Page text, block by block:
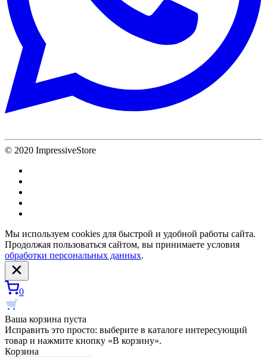
© 2020 ImpressiveStore
Мы используем cookies для быстрой и удобной работы сайта.
Продолжая пользоваться сайтом, вы принимаете условия
обработки персональных данных.
0
Ваша корзина пуста
Исправить это просто: выберите в каталоге интересующий
товар и нажмите кнопку «В корзину».
Корзина